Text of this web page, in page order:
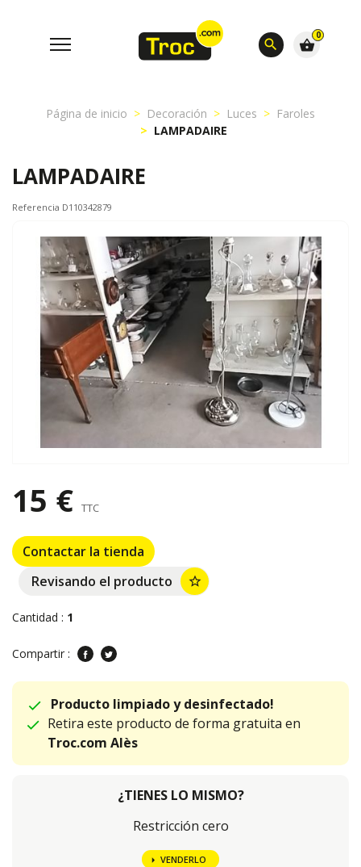
search
0
shopping_basket
Página de inicio Decoración Luces
Faroles
LAMPADAIRE
LAMPADAIRE
Referencia D110342879
15 € TTC
Contactar la tienda
Revisando el producto
star_border
Cantidad : 1
Compartir :
Producto limpiado y desinfectado!
Retira este producto de forma gratuita en
Troc.com Alès
¿TIENES LO MISMO?
Restricción cero
VENDERLO